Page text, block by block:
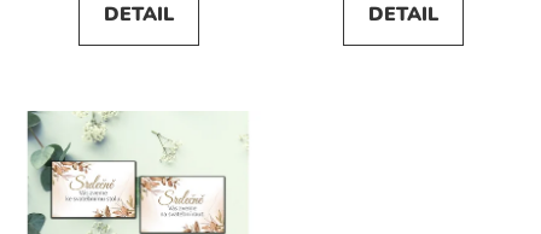
DETAIL DETAIL